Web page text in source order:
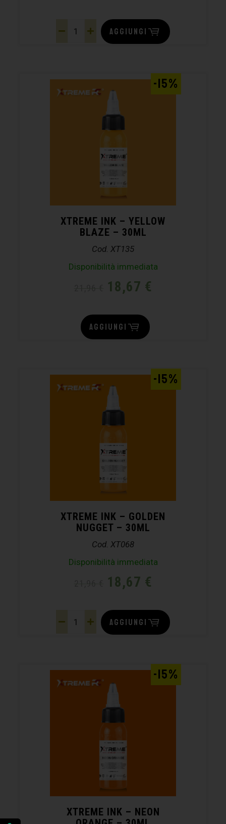
AGGIUNGI
XTREME INK – YELLOW
BLAZE – 30ML
Cod. XT135
Disponibilità immediata
18,67 €
-15%
AGGIUNGI
XTREME INK – GOLDEN
NUGGET – 30ML
Cod. XT068
Disponibilità immediata
18,67 €
-15%
AGGIUNGI
XTREME INK – NEON
-15%